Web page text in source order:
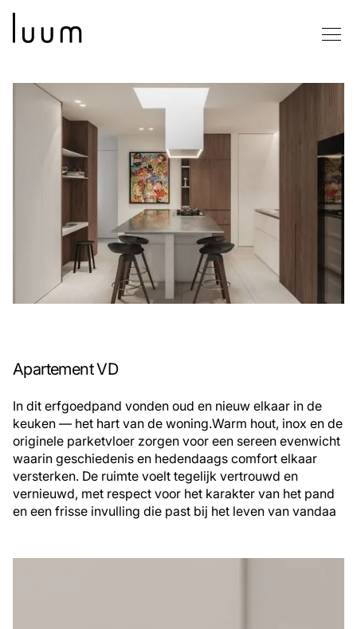
Apartement VD
In dit erfgoedpand vonden oud en nieuw elkaar in de
keuken — het hart van de woning.Warm hout, inox en de
originele parketvloer zorgen voor een sereen evenwicht
waarin geschiedenis en hedendaags comfort elkaar
versterken. De ruimte voelt tegelijk vertrouwd en
vernieuwd, met respect voor het karakter van het pand
en een frisse invulling die past bij het leven van vandaa